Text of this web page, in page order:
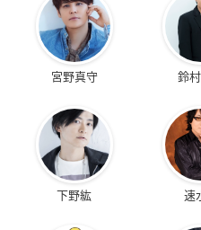
宮野真守 鈴
下野紘 速